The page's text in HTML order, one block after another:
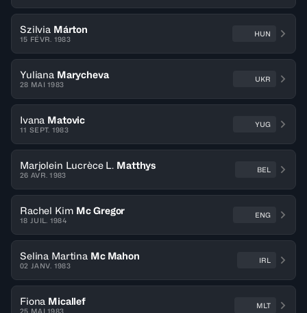
Szilvia Márton
15 FÉVR. 1983
HUN
Yuliana Marycheva
28 MAI 1983
UKR
Ivana Matovic
11 SEPT. 1983
YUG
Marjolein Lucrèce L. Matthys
26 AVR. 1983
BEL
Rachel Kim Mc Gregor
18 JUIL. 1984
ENG
Selina Martina Mc Mahon
02 JANV. 1983
IRL
Fiona Micallef
25 MAI 1983
MLT